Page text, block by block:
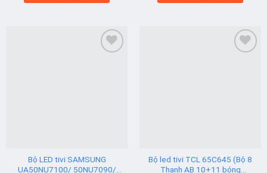
Bộ LED tivi SAMSUNG
UA50NU7100/ 50NU7090/
Bộ led tivi TCL 65C645 (Bộ 8
Thanh AB 10+11 bóng